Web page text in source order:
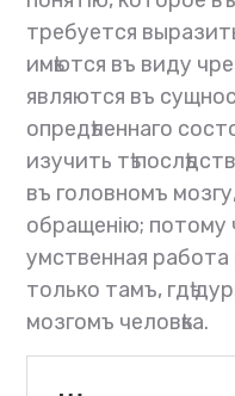
требуется
имѣются въ виду
являются въ
опредѣленнаго
изучить тѣ
въ головномъ
обращенію; потому
умственная
только тамъ, гдѣ
мозгомъ человѣка.